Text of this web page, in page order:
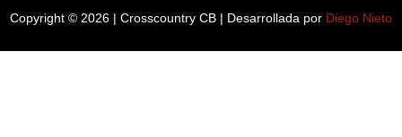
Copyright © 2026 | Crosscountry CB | Desarrollada por Diego Nieto